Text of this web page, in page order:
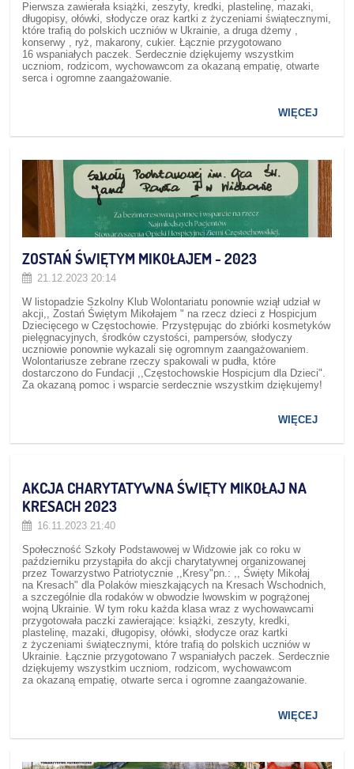
Pierwsza zawierała książki, zeszyty, kredki, plastelinę, mazaki,
długopisy, ołówki, słodycze oraz kartki z życzeniami świątecznymi,
które trafią do polskich uczniów w Ukrainie, a druga dżemy ,
konserwy , ryż, makarony, cukier. Łącznie przygotowano
16 wspaniałych paczek. Serdecznie dziękujemy wszystkim
uczniom, rodzicom, wychowawcom za okazaną empatię, otwarte
serca i ogromne zaangażowanie.
WIĘCEJ
ZOSTAŃ ŚWIĘTYM MIKOŁAJEM - 2023
21.12.2023 20:14
W listopadzie Szkolny Klub Wolontariatu ponownie wziął udział w
akcji,, Zostań Świętym Mikołajem " na rzecz dzieci z Hospicjum
Dziecięcego w Częstochowie. Przystępując do zbiórki kosmetyków
pielęgnacyjnych, środków czystości, pampersów, słodyczy
uczniowie ponownie wykazali się ogromnym zaangażowaniem.
Wolontariusze zebrane rzeczy spakowali w pudła, które
dostarczono do Fundacji ,,Częstochowskie Hospicjum dla Dzieci".
Za okazaną pomoc i wsparcie serdecznie wszystkim dziękujemy!
WIĘCEJ
AKCJA CHARYTATYWNA ŚWIĘTY MIKOŁAJ NA
KRESACH 2023
16.11.2023 21:40
Społeczność Szkoły Podstawowej w Widzowie jak co roku w
październiku przystąpiła do akcji charytatywnej organizowanej
przez Towarzystwo Patriotycznie ,,Kresy"pn.: ,, Święty Mikołaj
na Kresach" dla Polaków mieszkających na Kresach Wschodnich,
a szczególnie dla rodaków w obwodzie lwowskim w pogrążonej
wojną Ukrainie. W tym roku każda klasa wraz z wychowawcami
przygotowała paczki zawierające: książki, zeszyty, kredki,
plastelinę, mazaki, długopisy, ołówki, słodycze oraz kartki
z życzeniami świątecznymi, które trafią do polskich uczniów w
Ukrainie. Łącznie przygotowano 7 wspaniałych paczek. Serdecznie
dziękujemy wszystkim uczniom, rodzicom, wychowawcom
za okazaną empatię, otwarte serca i ogromne zaangażowanie.
WIĘCEJ